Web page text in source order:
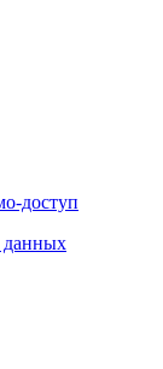
доступ
данных